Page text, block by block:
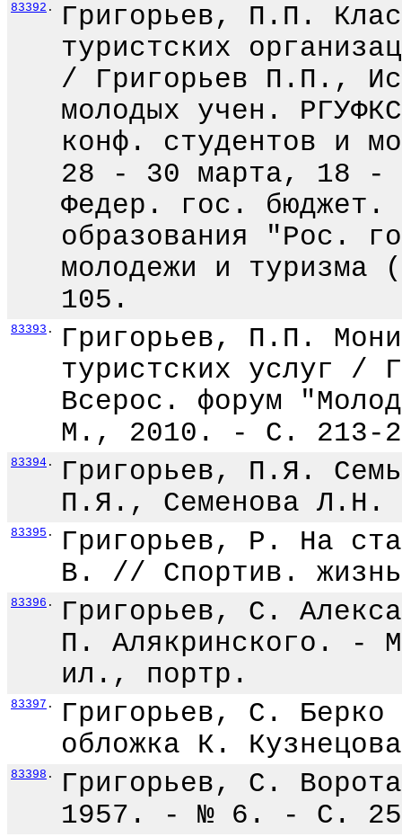
83392 .
Григорьев, П.П.
туристских
/ Григорьев П.П.,
молодых учен.
конф. студентов и
28 - 30 марта, 18 -
Федер. гос. бюджет.
образования "Рос.
молодежи и
105.
83393 .
Григорьев, П.П.
туристских услуг
Всерос. форум
М., 2010. - С. 213-
83394 .
Григорьев, П.Я.
П.Я., Семенова
83395 .
Григорьев, Р. На
В. // Спортив.
83396 .
Григорьев, С.
П. Алякринского.
ил., портр.
83397 .
Григорьев, С.
обложка К.
83398 .
Григорьев, С.
1957. - № 6. - С.